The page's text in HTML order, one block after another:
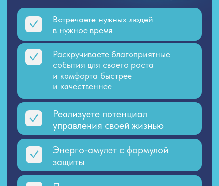
ТМСР
в устном или письменном виде, каким Вас
ожидает Ваш год по всем ключевым сферам
*Без нанесения Геоматрицы
Мы делаем ЧАКРОВЫЙ ЧИСЛОВОЙ
РАСЧЁТ индивидуальный по вашей дате
рождения — гравировку его можно
также нанести на плажку из серебра
Для любителей медитаций:
Необходимо для активации
актива их работы